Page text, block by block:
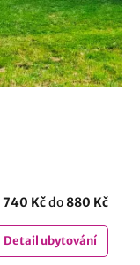
740 Kčdo 880 Kč
Detailubytování